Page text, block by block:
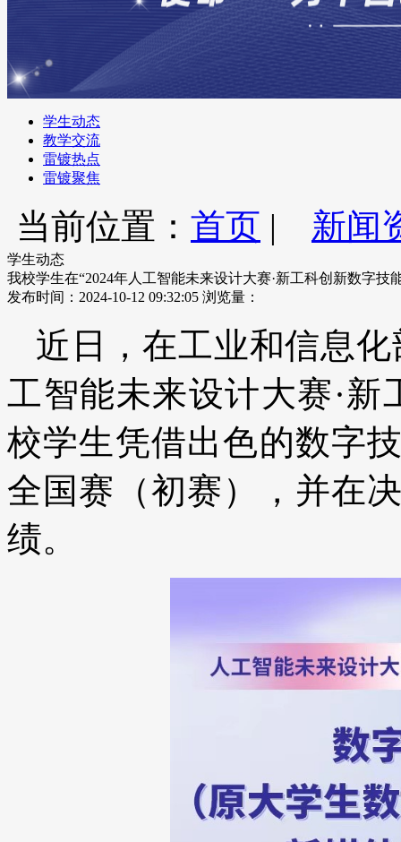
学生动态
教学交流
雷镀热点
雷镀聚焦
当前位置： 首页 | 新闻
学生动态
我校学生在“2024年人工智能未来设计大赛·新工科创新数字技
发布时间：2024-10-12 09:32:05 浏览量：
近日，在工业和信息
工智能未来设计大赛·
校学生凭借出色的数字
全国赛（初赛），并在
绩。